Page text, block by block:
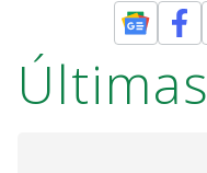
Últimas